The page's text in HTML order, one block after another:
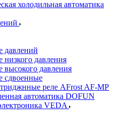
холодильная автоматика
давлений
низкого давления
высокого давления
сдвоенные
реле AFrost AF-MP
автоматика DOFUN
VEDA